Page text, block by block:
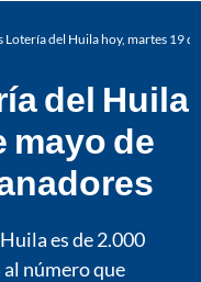
Lotería del Huila hoy, martes 19
del Huila
mayo de
es de 2.000
al número que